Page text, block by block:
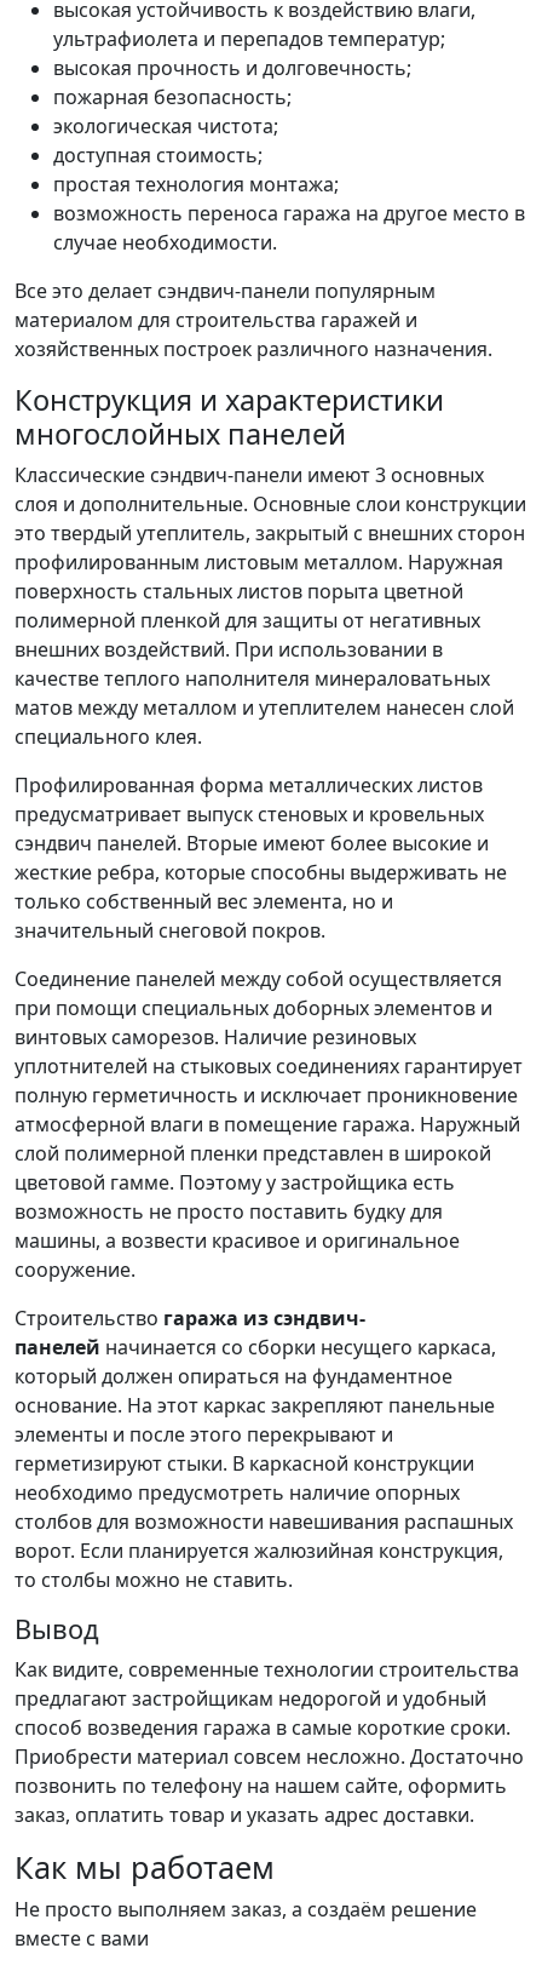
высокая устойчивость к воздействию влаги,
ультрафиолета и перепадов температур;
высокая прочность и долговечность;
пожарная безопасность;
экологическая чистота;
доступная стоимость;
простая технология монтажа;
возможность переноса гаража на другое место в
случае необходимости.
Все это делает сэндвич-панели популярным
материалом для строительства гаражей и
хозяйственных построек различного назначения.
Конструкция и характеристики
многослойных панелей
Классические сэндвич-панели имеют 3 основных
слоя и дополнительные. Основные слои конструкции
это твердый утеплитель, закрытый с внешних сторон
профилированным листовым металлом. Наружная
поверхность стальных листов порыта цветной
полимерной пленкой для защиты от негативных
внешних воздействий. При использовании в
качестве теплого наполнителя минераловатьных
матов между металлом и утеплителем нанесен слой
специального клея.
Профилированная форма металлических листов
предусматривает выпуск стеновых и кровельных
сэндвич панелей. Вторые имеют более высокие и
жесткие ребра, которые способны выдерживать не
только собственный вес элемента, но и
значительный снеговой покров.
Соединение панелей между собой осуществляется
при помощи специальных доборных элементов и
винтовых саморезов. Наличие резиновых
уплотнителей на стыковых соединениях гарантирует
полную герметичность и исключает проникновение
атмосферной влаги в помещение гаража. Наружный
слой полимерной пленки представлен в широкой
цветовой гамме. Поэтому у застройщика есть
возможность не просто поставить будку для
машины, а возвести красивое и оригинальное
сооружение.
Строительство гаража из сэндвич-
панелей начинается со сборки несущего каркаса,
который должен опираться на фундаментное
основание. На этот каркас закрепляют панельные
элементы и после этого перекрывают и
герметизируют стыки. В каркасной конструкции
необходимо предусмотреть наличие опорных
столбов для возможности навешивания распашных
ворот. Если планируется жалюзийная конструкция,
то столбы можно не ставить.
Вывод
Как видите, современные технологии строительства
предлагают застройщикам недорогой и удобный
способ возведения гаража в самые короткие сроки.
Приобрести материал совсем несложно. Достаточно
позвонить по телефону на нашем сайте, оформить
заказ, оплатить товар и указать адрес доставки.
Как мы работаем
Не просто выполняем заказ, а создаём решение
вместе с вами